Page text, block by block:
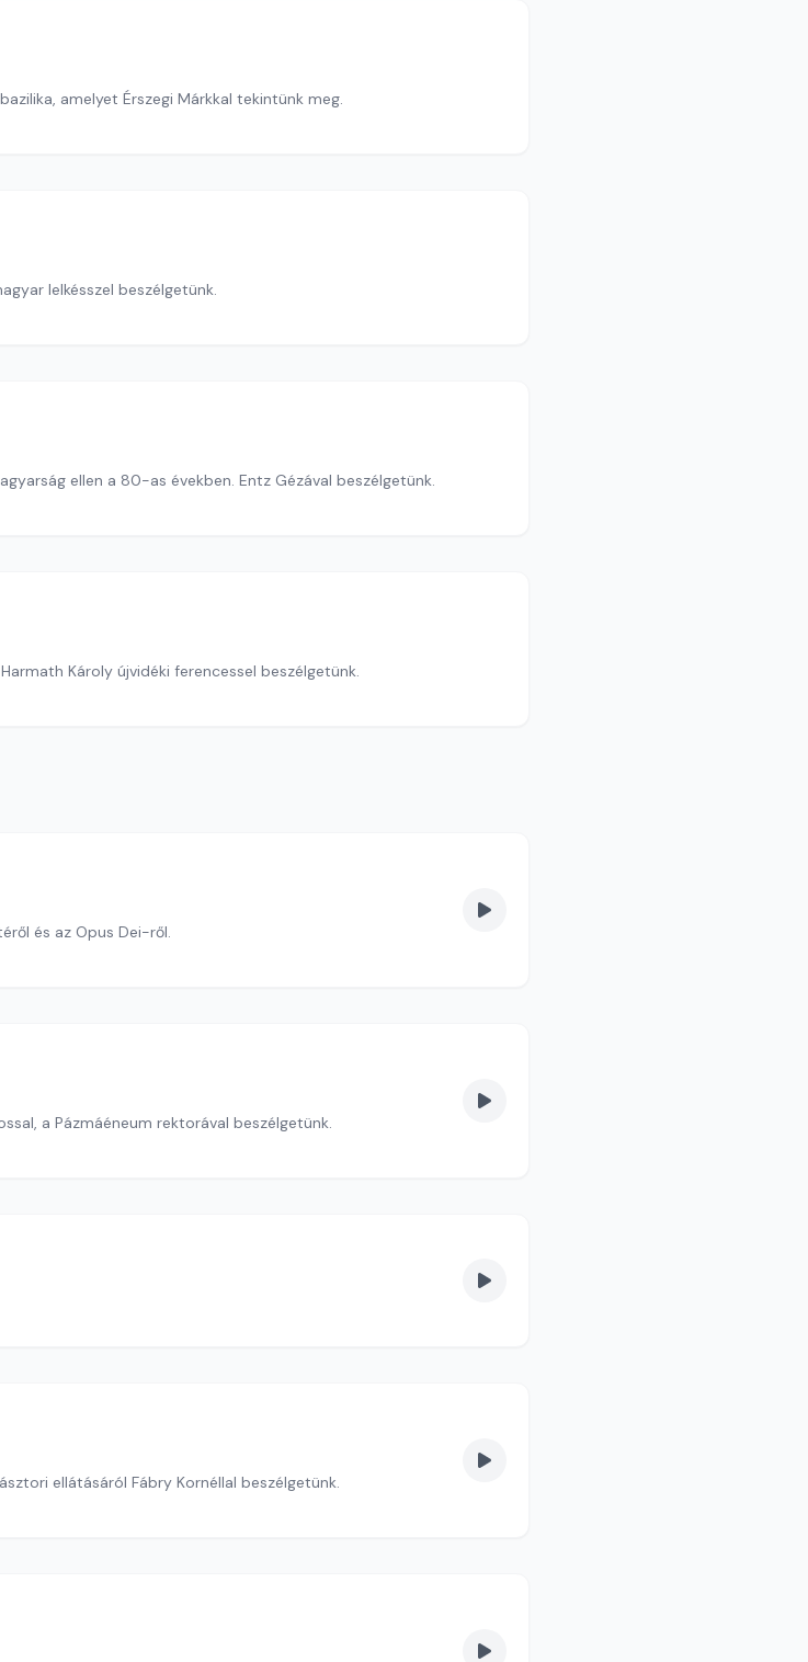
amelyet Érszegi Márkkal tekintünk meg.
lelkésszel beszélgetünk.
ellen a 80-as években. Entz Gézával beszélgetünk.
Károly újvidéki ferencessel beszélgetünk.
és az Opus Dei-ről.
a Pázmáéneum rektorával beszélgetünk.
ellátásáról Fábry Kornéllal beszélgetünk.